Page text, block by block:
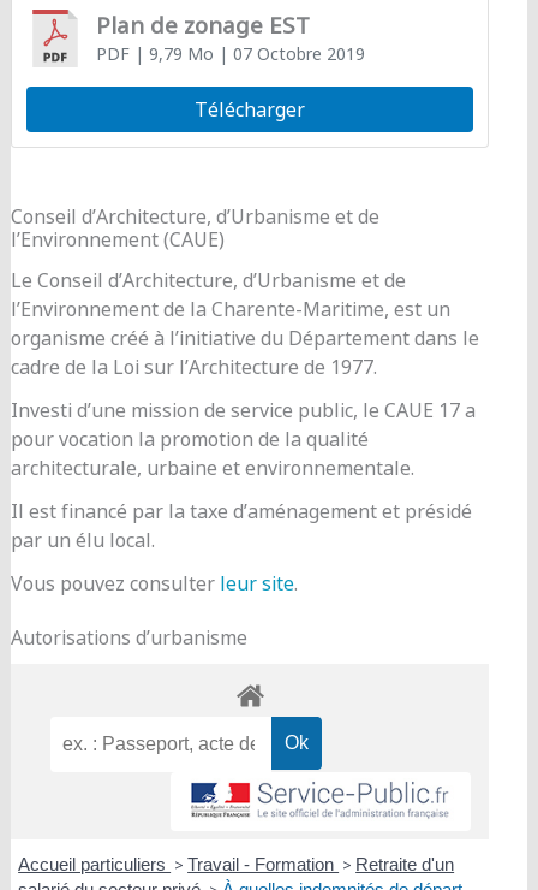
Plan de zonage EST
PDF| 9,79 Mo | 07 Octobre 2019
Télécharger
Conseil d’Architecture, d’Urbanisme et de
l’Environnement (CAUE)
Le Conseil d’Architecture, d’Urbanisme et de
l’Environnement de la Charente-Maritime, est un
organisme créé à l’initiative du Département dans le
cadre de la Loi sur l’Architecture de 1977.
Investi d’une mission de service public, le CAUE 17 a
pour vocation la promotion de la qualité
architecturale, urbaine et environnementale.
Il est financé par la taxe d’aménagement et présidé
par un élu local.
Vous pouvez consulter leur site.
Autorisations d’urbanisme
Accueil particuliers > Travail - Formation > Retraite d'un